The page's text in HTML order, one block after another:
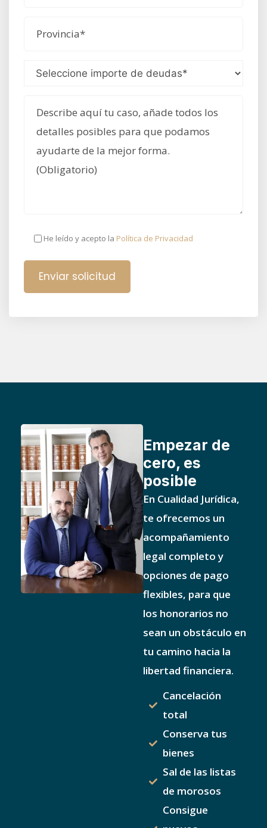
He leído y acepto la Política de Privacidad
Empezar de
cero, es
posible
En Cualidad Jurídica,
te ofrecemos un
acompañamiento
legal completo y
opciones de pago
flexibles, para que
los honorarios no
sean un obstáculo en
tu camino hacia la
libertad financiera.
Cancelación
total
Conserva tus
bienes
Sal de las listas
de morosos
Consigue